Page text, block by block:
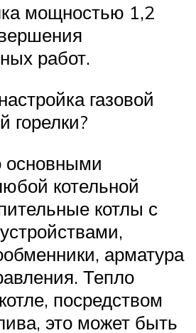
мощностью 1,2
работ.
газовой
горелки?
котельной
котлы с
арматура
Тепло
посредством
это может быть